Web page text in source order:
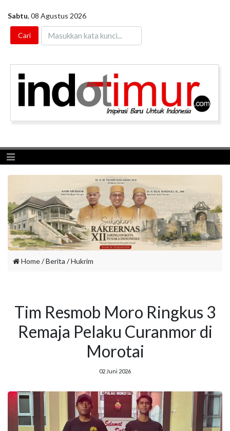
Sabtu, 08 Agustus 2026
Toggle navigation
Home/ Berita /Hukrim
Tim Resmob Moro Ringkus 3
Remaja Pelaku Curanmor di
Morotai
02 Juni 2026